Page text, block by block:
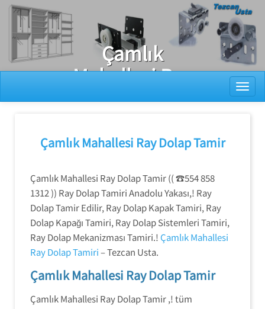
Ray Dolap Tamiri
Çamlık
Mahallesi Ray
Dolap Kapağı
Çamlık Mahallesi Ray Dolap Tamir
Çamlık Mahallesi Ray Dolap Tamir (( ☎️554 858
1312 )) Ray Dolap Tamiri Anadolu Yakası,! Ray
Dolap Tamir Edilir, Ray Dolap Kapak Tamiri, Ray
Dolap Kapağı Tamiri, Ray Dolap Sistemleri Tamiri,
Ray Dolap Mekanizması Tamiri.! Çamlık Mahallesi
Ray Dolap Tamiri– Tezcan Usta.
Çamlık Mahallesi Ray Dolap Tamir
Çamlık Mahallesi Ray Dolap Tamir ,! tüm